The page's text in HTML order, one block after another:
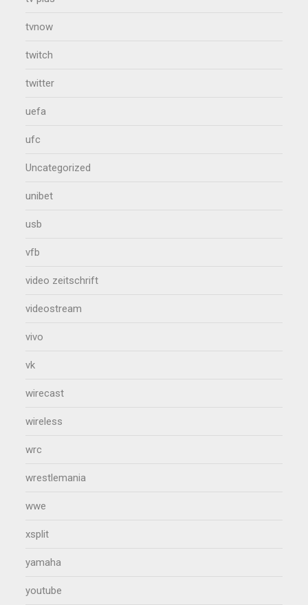
tvnow
twitch
twitter
uefa
ufc
Uncategorized
unibet
usb
vfb
video zeitschrift
videostream
vivo
vk
wirecast
wireless
wrc
wrestlemania
wwe
xsplit
yamaha
youtube